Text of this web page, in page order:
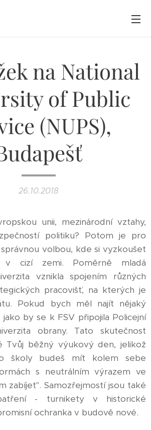
na National
of Public
(NUPS),
26.10.2018
unii, mezinárodní vztahy,
politiku? Potom je pro
volbou, kde si vyzkoušet
cizí zemi. Poměrně mladá
vznikla spojením různých
pracovišť, na kterých je
Pokud bych měl najít nějaký
by se k FSV připojila Policejní
obrany. Tato skutečnost
Tvůj běžný výukový den, jelikož
školy budeš mít kolem sebe
s neutrálním výrazem ve
zabíjet". Samozřejmostí jsou také
- turnikety v historické
ochranka v budově nové.